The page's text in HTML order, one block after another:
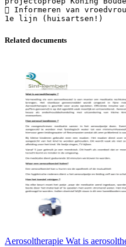
 Informeren van
Related documents
Aerosoltherapie Wat is